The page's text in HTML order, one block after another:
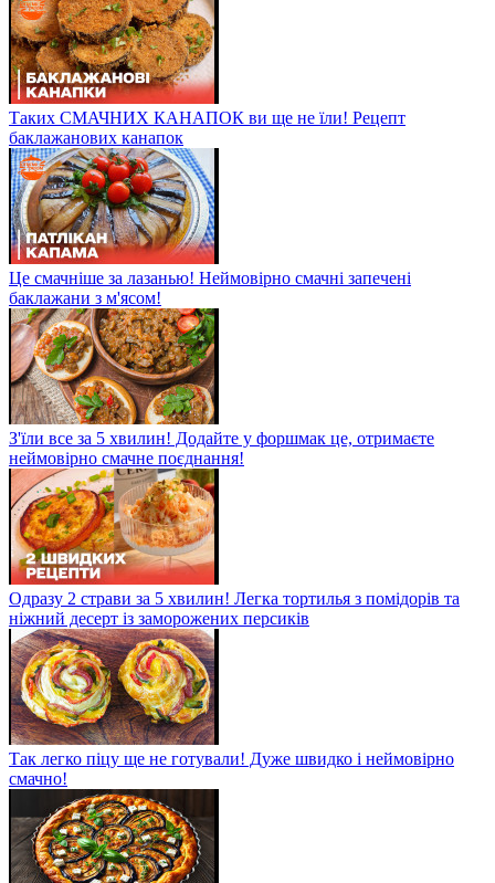
Таких СМАЧНИХ КАНАПОК ви ще не їли! Рецепт
баклажанових канапок
Це смачніше за лазанью! Неймовірно смачні запечені
баклажани з м'ясом!
З'їли все за 5 хвилин! Додайте у форшмак це, отримаєте
неймовірно смачне поєднання!
Одразу 2 страви за 5 хвилин! Легка тортилья з помідорів та
ніжний десерт із заморожених персиків
Так легко піцу ще не готували! Дуже швидко і неймовірно
смачно!